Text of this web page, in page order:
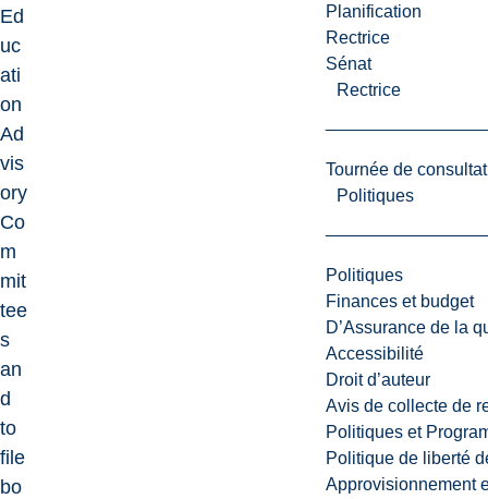
Planification
Rectrice
Sénat
Rectrice
Tournée de
Politiques
Politiques
Finances et budget
D’Assurance de la
Accessibilité
Droit d’auteur
Avis de collecte de
Politiques et
Politique de liberté
Approvisionnement
Ed
uc
ati
on
Ad
vis
ory
Co
m
mit
tee
s
an
d
to
file
bo